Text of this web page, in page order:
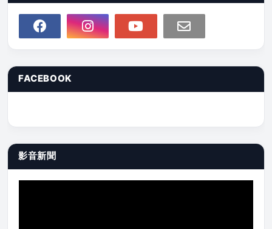
FACEBOOK
影音新聞